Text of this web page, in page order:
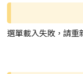
選單載入失敗，請重